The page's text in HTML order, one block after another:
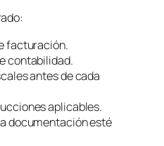
facturación.
contabilidad.
antes de cada
aplicables.
documentación esté